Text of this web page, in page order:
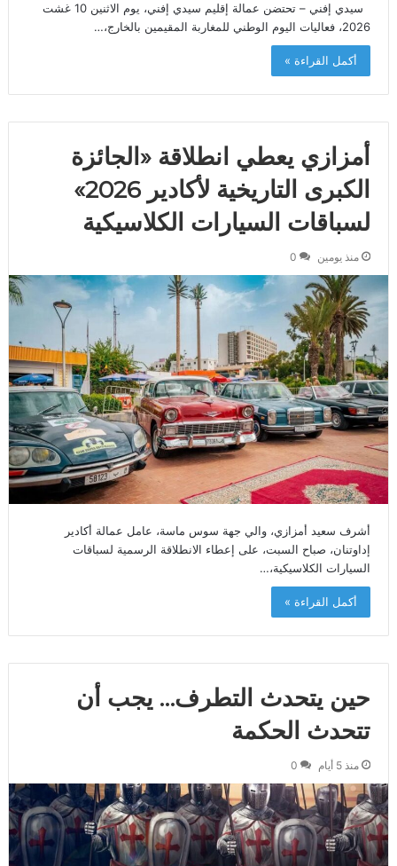
سيدي إفني – تحتضن عمالة إقليم سيدي إفني، يوم الاثنين 10 غشت
2026، فعاليات اليوم الوطني للمغاربة المقيمين بالخارج،…
أكمل القراءة »
أمزازي يعطي انطلاقة «الجائزة
الكبرى التاريخية لأكادير 2026»
لسباقات السيارات الكلاسيكية
منذ يومين 0
أشرف سعيد أمزازي، والي جهة سوس ماسة، عامل عمالة أكادير
إداوتنان، صباح السبت، على إعطاء الانطلاقة الرسمية لسباقات
السيارات الكلاسيكية،…
أكمل القراءة »
حين يتحدث التطرف… يجب أن
تتحدث الحكمة
منذ 5 أيام 0